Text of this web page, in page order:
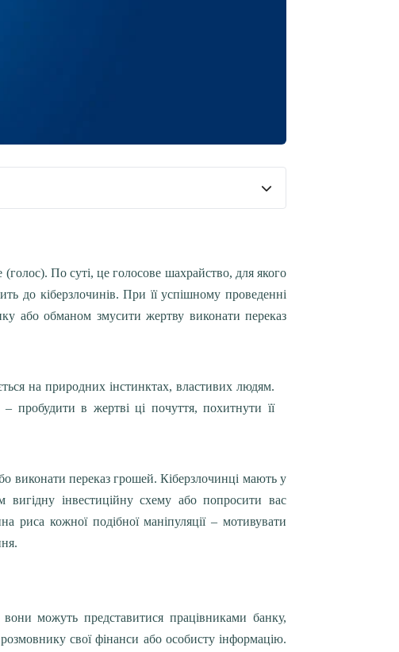
По суті, це голосове шахрайство, для якого
до кіберзлочинів. При її успішному проведенні
або обманом змусити жертву виконати переказ
на природних інстинктах, властивих людям.
пробудити в жертві ці почуття, похитнути її
виконати переказ грошей. Кіберзлочинці мають у
вигідну інвестиційну схему або попросити вас
кожної подібної маніпуляції – мотивувати
можуть представитися працівниками банку,
свої фінанси або особисту інформацію.